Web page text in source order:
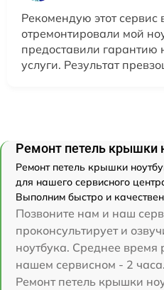
Рекомендую этот сервис
отремонтировали мой
предоставили
услуги. Результат
Ремонт петель крышки
Ремонт петель крышки
для нашего сервисного
Выполним быстро и
Позвоните нам и наш
проконсультирует и
ноутбука. Среднее время
нашем сервисном - 2 часа.
Ремонт петель крышки